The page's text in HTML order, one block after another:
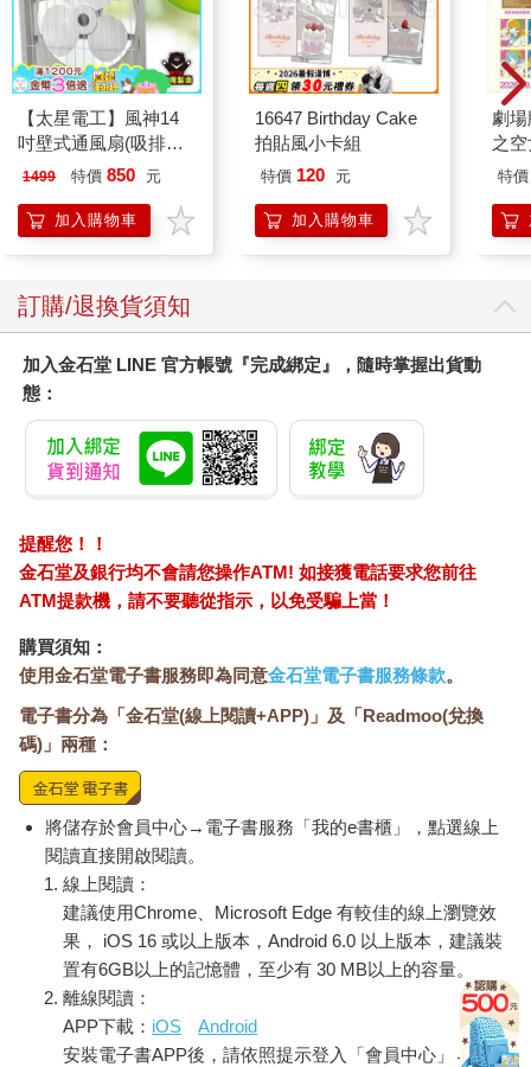
【太星電工】風神14
吋壁式通風扇(吸排風
機)
1499 特價 850 元
加入購物車
16647 Birthday Cake
拍貼風小卡組
特價 120 元
加入購物車
劇
之
樂
特價
訂購/退換貨須知
加入金石堂 LINE 官方帳號『完成綁定』，隨時掌握出貨動
態：
提醒您！！
金石堂及銀行均不會請您操作ATM! 如接獲電話要求您前往
ATM提款機，請不要聽從指示，以免受騙上當！
購買須知：
使用金石堂電子書服務即為同意金石堂電子書服務條款。
電子書分為「金石堂(線上閱讀+APP)」及「Readmoo(兌換
碼)」兩種：
將儲存於會員中心→電子書服務「我的e書櫃」，點選線上
閱讀直接開啟閱讀。
線上閱讀：
建議使用Chrome、Microsoft Edge 有較佳的線上瀏覽效
果， iOS 16 或以上版本，Android 6.0 以上版本，建議裝
置有6GB以上的記憶體，至少有 30 MB以上的容量。
離線閱讀：
APP下載： iOS
Android
安裝電子書APP後，請依照提示登入「會員中心」→「我